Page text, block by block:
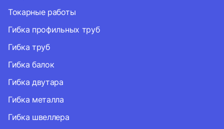
Токарные работы
Гибка профильных труб
Гибка труб
Гибка балок
Гибка двутара
Гибка металла
Гибка швеллера